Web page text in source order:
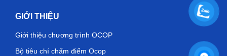
GIỚI THIỆU
Giới thiệu chương trình OCOP
Bộ tiêu chí chấm điểm Ocop